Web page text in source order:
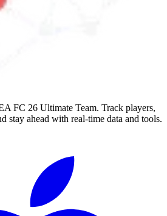
FC 26 Ultimate Team. Track players,
stay ahead with real-time data and tools.